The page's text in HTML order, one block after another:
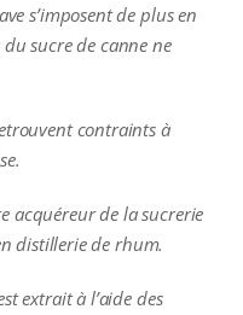
s’imposent de plus en
sucre de canne ne
contraints à
acquéreur de la sucrerie
distillerie de rhum.
extrait à l’aide des